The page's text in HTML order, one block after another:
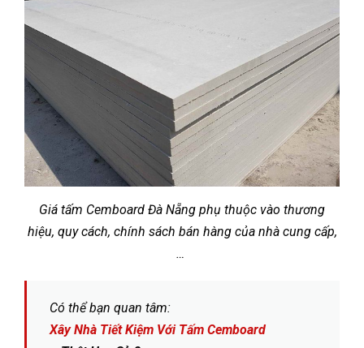
Giá tấm Cemboard Đà Nẵng phụ thuộc vào thương
hiệu, quy cách, chính sách bán hàng của nhà cung cấp,
…
Có thể bạn quan tâm:
Xây Nhà Tiết Kiệm Với Tấm Cemboard